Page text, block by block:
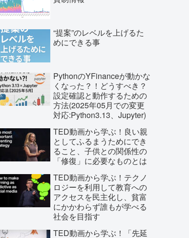
“提案”のレベルを上げるた
めにできる事
PythonのYFinanceが動かな
くなった？！どうすべき？
設定確認と動作するための
方法(2025年05月での変更
対応:Python3.13、Jupyter)
TED動画から学ぶ！良い親
としてふるまうためにでき
ること、子供との関係性の
「修復」に必要なものとは
TED動画から学ぶ！テクノ
ロジーを利用して教育への
アクセスを民主化し、貧富
にかかわらず誰もが学べる
社会を目指す
TED動画から学ぶ！「先延